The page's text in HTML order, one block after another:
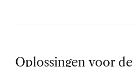
Oplossingen voor de